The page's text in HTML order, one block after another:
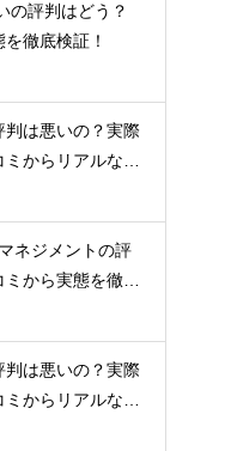
の評判はどう？
徹底検証！
判は悪いの？実際
からリアルな実
ネジメントの評
から実態を徹底
判は悪いの？実際
からリアルな実